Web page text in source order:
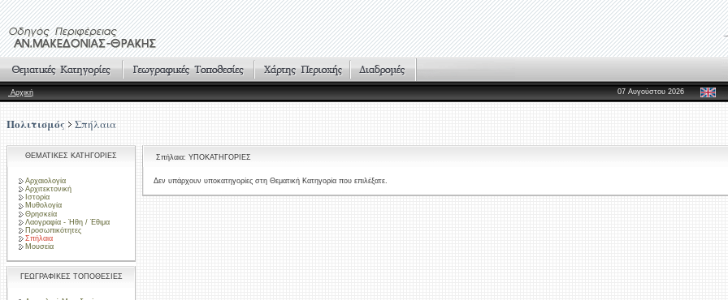
Αρχική 07 Αυγούστου 2026
Πολιτισμός Σπήλαια
ΘΕΜΑΤΙΚΕΣ ΚΑΤΗΓΟΡΙΕΣ
Αρχαιολογία
Αρχιτεκτονική
Ιστορία
Μυθολογία
Θρησκεία
Λαογραφία - Ήθη / Έθιμα
Προσωπικότητες
Σπήλαια
Μουσεία
ΓΕΩΓΡΑΦΙΚΕΣ ΤΟΠΟΘΕΣΙΕΣ
Σπήλαια: ΥΠΟΚΑΤΗΓΟΡΙΕΣ
Δεν υπάρχουν υποκατηγορίες στη Θεματική Κατηγορία που επιλέξατε.